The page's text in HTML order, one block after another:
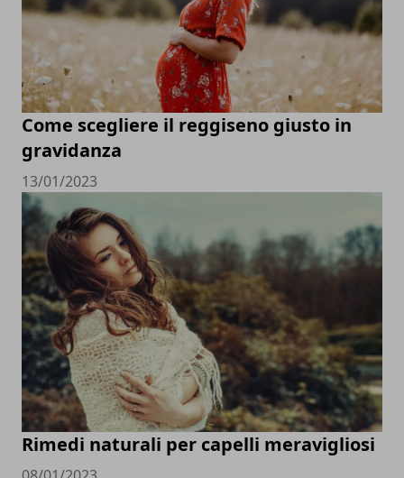
Come scegliere il reggiseno giusto in
gravidanza
13/01/2023
Rimedi naturali per capelli meravigliosi